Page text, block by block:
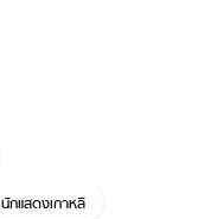
นักแสดงเกาหลี